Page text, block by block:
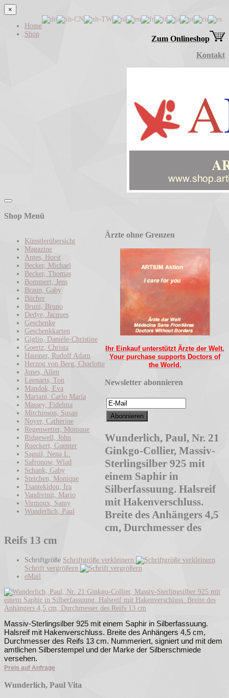
×
Home
Shop
Zum Onlineshop
Kontakt
Shop Menü
Künstlerübersicht
Magazine
Antes, Horst
Becker, Michael
Becker, Thomas
Bommert, Jens
Braun, Gaby
Bücher
Bruni, Bruno
Dedye, Jacques
Geschenke
Geschenkkarten
Giglio, Danièle-Christine
Goertz, Christa
Hausner, Rudolf Adam
Herzog von Berg, Charlotte
Jones, Allen
Leenarts, Ton
Mandok, Eva
Mariani, Carlo Maria
Massey, Fidelma
Mitchinson, Susan
Noyer, Catherine
Regenwetter, Monique
Ridgewell, John
Rueckert, Guenter
Saguil, Nena L.
Safronow, Wlad
Schank, Gaby
Steichen, Monique
Tsantekidou, Ira
Vandivinit, Mario
Virmoux, Samy
Wunderlich, Paul
Ärzte ohne Grenzen
Ihr Einkauf unterstützt Ärzte der Welt.
Your purchase supports Doctors of
the World.
Newsletter abonnieren
Wunderlich, Paul, Nr. 21
Ginkgo-Collier, Massiv-
Sterlingsilber 925 mit
einem Saphir in
Silberfassuung. Halsreif
mit Hakenverschluss.
Breite des Anhängers 4,5
cm, Durchmesser des
Reifs 13 cm
Schriftgröße Schriftgröße verkleinern
Schrift vergrößern
eMail
Massiv-Sterlingsilber 925 mit einem Saphir in Silberfassuung.
Halsreif mit Hakenverschluss. Breite des Anhängers 4,5 cm,
Durchmesser des Reifs 13 cm. Nummeriert, signiert und mit dem
amtlichen Silberstempel und der Marke der Silberschmiede
versehen.
Preis auf Anfrage
Wunderlich, Paul Vita